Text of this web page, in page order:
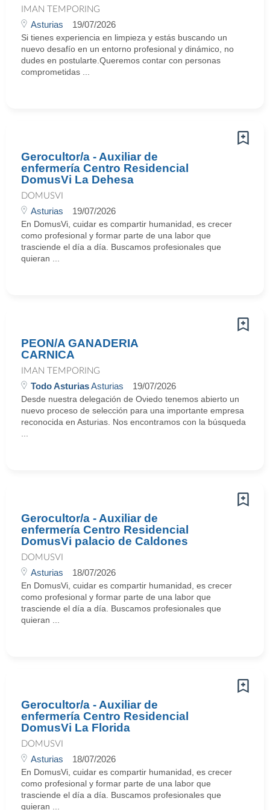
IMAN TEMPORING
Asturias 19/07/2026
Si tienes experiencia en limpieza y estás buscando un
nuevo desafío en un entorno profesional y dinámico, no
dudes en postularte.Queremos contar con personas
comprometidas ...
Gerocultor/a - Auxiliar de
enfermería Centro Residencial
DomusVi La Dehesa
DOMUSVI
Asturias 19/07/2026
En DomusVi, cuidar es compartir humanidad, es crecer
como profesional y formar parte de una labor que
trasciende el día a día. Buscamos profesionales que
quieran ...
PEON/A GANADERIA
CARNICA
IMAN TEMPORING
Todo AsturiasAsturias 19/07/2026
Desde nuestra delegación de Oviedo tenemos abierto un
nuevo proceso de selección para una importante empresa
reconocida en Asturias. Nos encontramos con la búsqueda
Gerocultor/a - Auxiliar de
enfermería Centro Residencial
DomusVi palacio de Caldones
DOMUSVI
Asturias 18/07/2026
En DomusVi, cuidar es compartir humanidad, es crecer
como profesional y formar parte de una labor que
trasciende el día a día. Buscamos profesionales que
quieran ...
Gerocultor/a - Auxiliar de
enfermería Centro Residencial
DomusVi La Florida
DOMUSVI
Asturias 18/07/2026
En DomusVi, cuidar es compartir humanidad, es crecer
como profesional y formar parte de una labor que
trasciende el día a día. Buscamos profesionales que
quieran ...